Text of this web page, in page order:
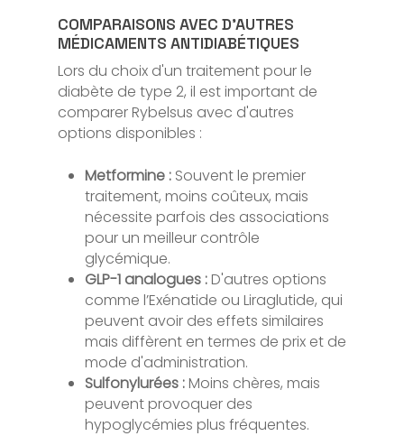
COMPARAISONS AVEC D'AUTRES
MÉDICAMENTS ANTIDIABÉTIQUES
Lors du choix d'un traitement pour le
diabète de type 2, il est important de
comparer Rybelsus avec d'autres
options disponibles :
Metformine : Souvent le premier
traitement, moins coûteux, mais
nécessite parfois des associations
pour un meilleur contrôle
glycémique.
GLP-1 analogues :D'autres options
comme l’Exénatide ou Liraglutide, qui
peuvent avoir des effets similaires
mais diffèrent en termes de prix et de
mode d'administration.
Sulfonylurées :Moins chères, mais
peuvent provoquer des
hypoglycémies plus fréquentes.